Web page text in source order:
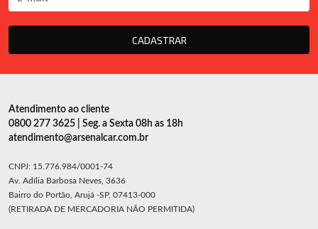
CADASTRAR
Atendimento ao cliente
0800 277 3625 | Seg. a Sexta 08h as 18h
atendimento@arsenalcar.com.br
CNPJ: 15.776.984/0001-74
Av. Adília Barbosa Neves, 3636
Bairro do Portão, Arujá -SP, 07413-000
(RETIRADA DE MERCADORIA NÃO PERMITIDA)